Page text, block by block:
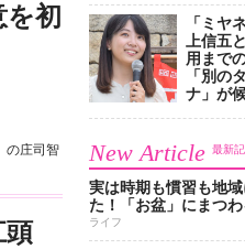
初
の庄司智
頭
「ミヤ
上信五
用まで
「別の
ナ」が
New Article 最新
実は時期も慣習も地
た！「お盆」にまつ
ライフ